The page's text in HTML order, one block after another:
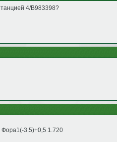
4/B983398?
3.5)+0,5 1.720